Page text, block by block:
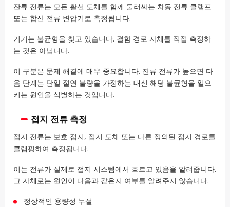
잔류 전류는 모든 활선 도체를 함께 둘러싸는 차동 전류 클램프
또는 합산 전류 변압기로 측정됩니다.
기기는 불균형을 찾고 있습니다. 결함 경로 자체를 직접 측정하
는 것은 아닙니다.
이 구분은 문제 해결에 매우 중요합니다. 잔류 전류가 높으면 다
음 단계는 단일 절연 불량을 가정하는 대신 해당 불균형을 일으
키는 원인을 식별하는 것입니다.
접지 전류 측정
접지 전류는 보호 접지, 접지 도체 또는 다른 정의된 접지 경로를
클램핑하여 측정됩니다.
이는 전류가 실제로 접지 시스템에서 흐르고 있음을 알려줍니다.
그 자체로는 원인이 다음과 같은지 여부를 알려주지 않습니다.
정상적인 용량성 누설